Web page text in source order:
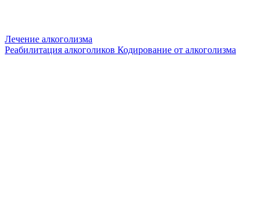
Лечение алкоголизма
Реабилитация алкоголиков Кодирование от алкоголизма